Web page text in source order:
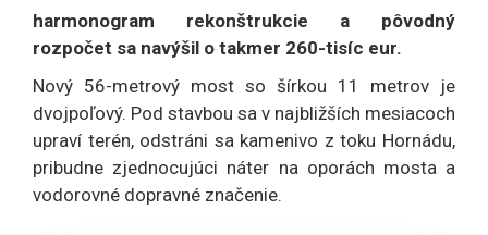
harmonogram rekonštrukcie a pôvodný
rozpočet sa navýšil o takmer 260-tisíc eur.
Nový 56-metrový most so šírkou 11 metrov je
dvojpoľový. Pod stavbou sa v najbližších mesiacoch
upraví terén, odstráni sa kamenivo z toku Hornádu,
pribudne zjednocujúci náter na oporách mosta a
vodorovné dopravné značenie.